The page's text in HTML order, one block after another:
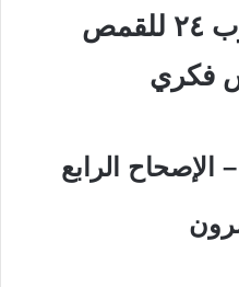
تفسير سفر أيوب ٢٤ للقمص
فكري
الرابع